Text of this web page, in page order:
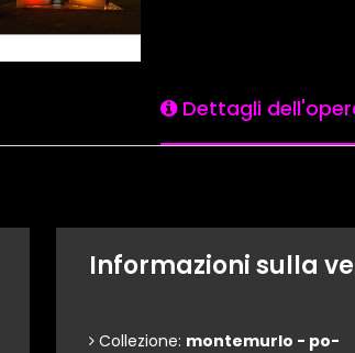
Dettagli
Informazioni sulla
Collezione: montemurlo - po-